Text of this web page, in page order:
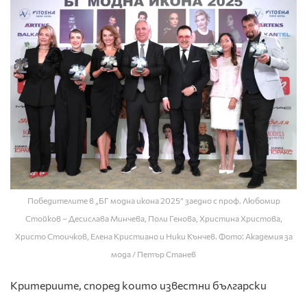
Победителите в „БГ модна икона 2025” заедно с проф. Любомир
Стойков – Десислава Минчева, Поли Генова, Христина Христова,
Христо Стоичков, Елена Кристиано и Ники Кънчев. Фото: Академия за
мода / Петър Станев
Критериите, според които известни български